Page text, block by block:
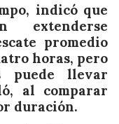
indicó que
extenderse
promedio
horas, pero
puede llevar
al comparar
duración.